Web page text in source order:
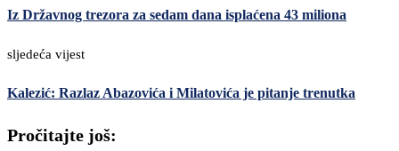
Iz Državnog trezora za sedam dana isplaćena 43 miliona
sljedeća vijest
Kalezić: Razlaz Abazovića i Milatovića je pitanje trenutka
Pročitajte još: